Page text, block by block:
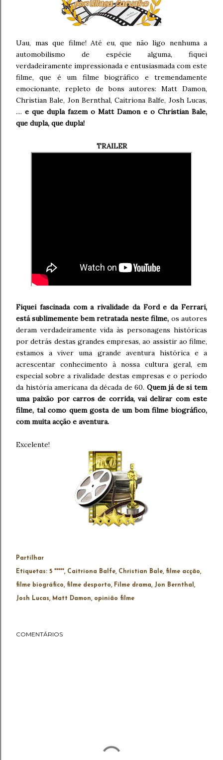
Uau, mas que filme! Até eu, que não ligo nenhuma a
automobilismo de espécie alguma, fiquei
verdadeiramente impressionada e entusiasmada com este
filme, que é um filme biográfico e tremendamente
emocionante, repleto de bons autores: Matt Damon,
Christian Bale, Jon Bernthal, Caitriona Balfe, Josh Lucas,
.... e que dupla fazem o Matt Damon e o Christian Bale,
que dupla, que dupla!
TRAILER
Fiquei fascinada com a rivalidade da Ford e da Ferrari,
está sublimemente bem retratada neste filme, os autores
deram verdadeiramente vida às personagens históricas
por detrás destas grandes empresas, ao assistir ao filme,
estamos a viver uma grande aventura histórica e a
acrescentar conhecimento à nossa cultura geral, em
especial sobre a rivalidade destas empresas e o período
da história americana da década de 60. Quem já de si tem
uma paixão por carros de corrida, vai delirar com este
filme, tal como quem gosta de um bom filme biográfico,
com muita acção e aventura.
Excelente!
Partilhar
Etiquetas: 5 ***** Caitriona Balfe Christian Bale filme acção
filme biográfico filme desporto Filme drama Jon Bernthal
Josh Lucas Matt Damon opinião filme
COMENTÁRIOS